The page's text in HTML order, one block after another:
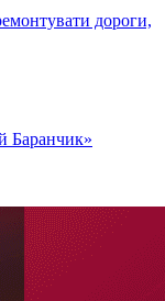
дороги,
Баранчик»